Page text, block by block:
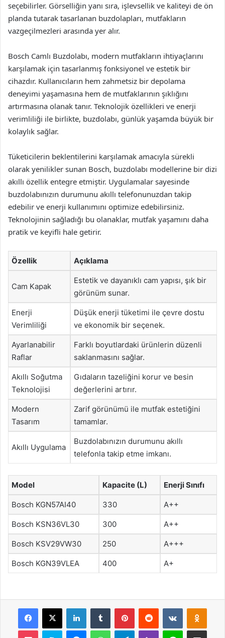
seçebilirler. Görselliğin yanı sıra, işlevsellik ve kaliteyi de ön
planda tutarak tasarlanan buzdolapları, mutfakların
vazgeçilmezleri arasında yer alır.
Bosch Camlı Buzdolabı, modern mutfakların ihtiyaçlarını
karşılamak için tasarlanmış fonksiyonel ve estetik bir
cihazdır. Kullanıcıların hem zahmetsiz bir depolama
deneyimi yaşamasına hem de mutfaklarının şıklığını
artırmasına olanak tanır. Teknolojik özellikleri ve enerji
verimliliği ile birlikte, buzdolabı, günlük yaşamda büyük bir
kolaylık sağlar.
Tüketicilerin beklentilerini karşılamak amacıyla sürekli
olarak yenilikler sunan Bosch, buzdolabı modellerine bir dizi
akıllı özellik entegre etmiştir. Uygulamalar sayesinde
buzdolabınızın durumunu akıllı telefonunuzdan takip
edebilir ve enerji kullanımını optimize edebilirsiniz.
Teknolojinin sağladığı bu olanaklar, mutfak yaşamını daha
pratik ve keyifli hale getirir.
Özellik Açıklama
Cam Kapak
Estetik ve dayanıklı cam yapısı, şık bir
görünüm sunar.
Enerji
Verimliliği
Düşük enerji tüketimi ile çevre dostu
ve ekonomik bir seçenek.
Ayarlanabilir
Raflar
Farklı boyutlardaki ürünlerin düzenli
saklanmasını sağlar.
Akıllı Soğutma
Teknolojisi
Gıdaların tazeliğini korur ve besin
değerlerini artırır.
Modern
Tasarım
Zarif görünümü ile mutfak estetiğini
tamamlar.
Akıllı Uygulama
Buzdolabınızın durumunu akıllı
telefonla takip etme imkanı.
Model Kapacite (L) Enerji Sınıfı
Bosch KGN57AI40 330 A++
Bosch KSN36VL30 300 A++
Bosch KSV29VW30 250 A+++
Bosch KGN39VLEA 400 A+
Facebook
X LinkedInTumblr PinterestReddit VKontakte
Pocket Skype MessengerWhatsAppTelegramViber Line E-Posta ile